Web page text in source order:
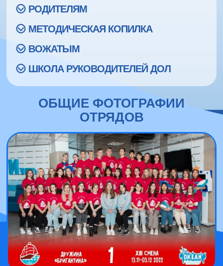
РОДИТЕЛЯМ
МЕТОДИЧЕСКАЯ КОПИЛКА
ВОЖАТЫМ
ШКОЛА РУКОВОДИТЕЛЕЙ ДОЛ
ОБЩИЕ ФОТОГРАФИИ
ОТРЯДОВ